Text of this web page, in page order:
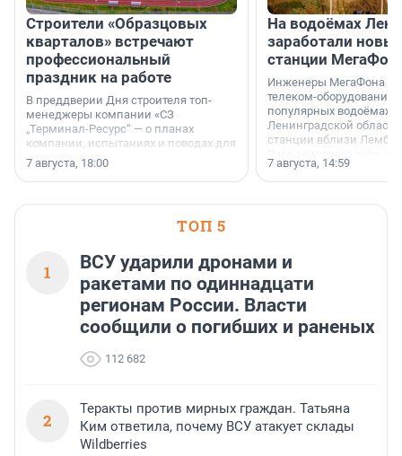
Строители «Образцовых
кварталов» встречают
профессиональный
праздник на работе
В преддверии Дня строителя топ-
менеджеры компании «СЗ
„Терминал-Ресурс“ — о планах
компании, испытаниях и поводах для
осторожного оптимизма.
7 августа, 18:00
На водоёмах
заработали
станции
Инженеры МегаФона
телеком-оборудование
популярных водоёмах
Ленинградской
станции вблизи
недалеко от Большого
водопада.
7 августа, 14:59
ТОП 5
1
ВСУ ударили дронами и
ракетами по одиннадцати
регионам России. Власти
сообщили о погибших и раненых
112 682
2
Теракты против мирных граждан. Татьяна
Ким ответила, почему ВСУ атакует склады
Wildberries